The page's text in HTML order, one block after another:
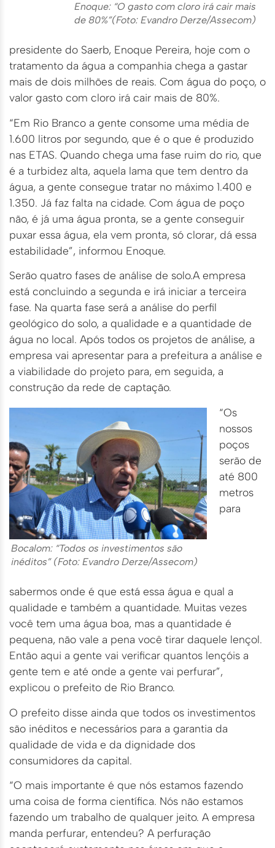
Enoque: “O gasto com cloro irá cair mais
de 80%”(Foto: Evandro Derze/Assecom)
presidente do Saerb, Enoque Pereira, hoje com o
tratamento da água a companhia chega a gastar
mais de dois milhões de reais. Com água do poço, o
valor gasto com cloro irá cair mais de 80%.
“Em Rio Branco a gente consome uma média de
1.600 litros por segundo, que é o que é produzido
nas ETAS. Quando chega uma fase ruim do rio, que
é a turbidez alta, aquela lama que tem dentro da
água, a gente consegue tratar no máximo 1.400 e
1.350. Já faz falta na cidade. Com água de poço
não, é já uma água pronta, se a gente conseguir
puxar essa água, ela vem pronta, só clorar, dá essa
estabilidade”, informou Enoque.
Serão quatro fases de análise de solo.A empresa
está concluindo a segunda e irá iniciar a terceira
fase. Na quarta fase será a análise do perfil
geológico do solo, a qualidade e a quantidade de
água no local. Após todos os projetos de análise, a
empresa vai apresentar para a prefeitura a análise e
a viabilidade do projeto para, em seguida, a
construção da rede de captação.
Bocalom: “Todos os investimentos são
inéditos” (Foto: Evandro Derze/Assecom)
“Os
nossos
poços
serão de
até 800
metros
para
sabermos onde é que está essa água e qual a
qualidade e também a quantidade. Muitas vezes
você tem uma água boa, mas a quantidade é
pequena, não vale a pena você tirar daquele lençol.
Então aqui a gente vai verificar quantos lençóis a
gente tem e até onde a gente vai perfurar”,
explicou o prefeito de Rio Branco.
O prefeito disse ainda que todos os investimentos
são inéditos e necessários para a garantia da
qualidade de vida e da dignidade dos
consumidores da capital.
“O mais importante é que nós estamos fazendo
uma coisa de forma científica. Nós não estamos
fazendo um trabalho de qualquer jeito. A empresa
manda perfurar, entendeu? A perfuração